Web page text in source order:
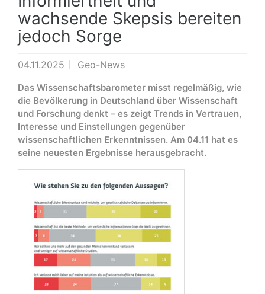
wachsende Skepsis bereiten
jedoch Sorge
04.11.2025 Geo-News
Das Wissenschaftsbarometer misst regelmäßig, wie
die Bevölkerung in Deutschland über Wissenschaft
und Forschung denkt – es zeigt Trends in Vertrauen,
Interesse und Einstellungen gegenüber
wissenschaftlichen Erkenntnissen. Am 04.11 hat es
seine neuesten Ergebnisse herausgebracht.